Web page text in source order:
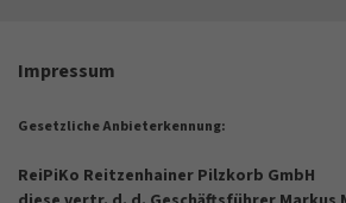
Impressum
Gesetzliche Anbieterkennung:
ReiPiKo Reitzenhainer Pilzkorb GmbH